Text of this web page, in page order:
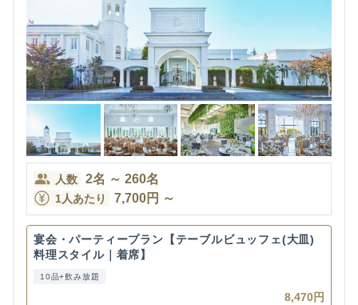
人数 2名 ～ 260名
1人あたり 7,700円 ～
宴会・パーティープラン【テーブルビュッフェ(大皿)
料理スタイル｜着席】
10品+飲み放題
8,470円